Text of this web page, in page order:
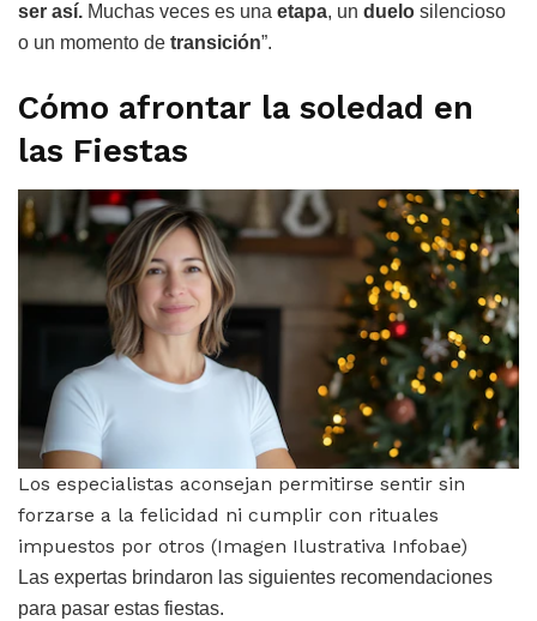
ser así. Muchas veces es una etapa, un duelo silencioso
o un momento de transición”.
Cómo afrontar la soledad en
las Fiestas
Los especialistas aconsejan permitirse sentir sin
forzarse a la felicidad ni cumplir con rituales
impuestos por otros (Imagen Ilustrativa Infobae)
Las expertas brindaron las siguientes recomendaciones
para pasar estas fiestas.